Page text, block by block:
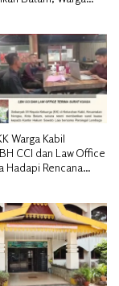
Warga Kabil
CCI dan Law Office
Hadapi Rencana